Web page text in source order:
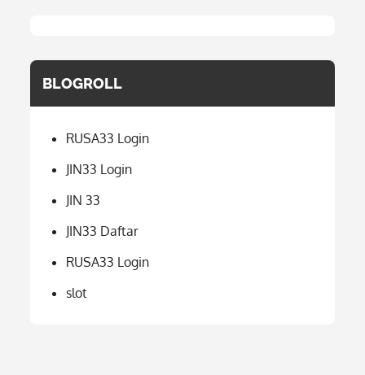
BLOGROLL
RUSA33 Login
JIN33 Login
JIN 33
JIN33 Daftar
RUSA33 Login
slot